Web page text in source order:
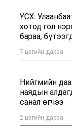
ҮСХ:
хотод гол
бараа,
хувиар буурсан
7 цагийн дараа
Нийгмийн
наядын
санал өгчээ
2 цагийн дараа